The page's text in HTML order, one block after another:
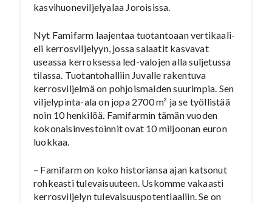
kasvihuoneviljelyalaa Joroisissa.
Nyt Famifarm laajentaa tuotantoaan vertikaali-
eli kerrosviljelyyn, jossa salaatit kasvavat
useassa kerroksessa led-valojen alla suljetussa
tilassa. Tuotantohalliin Juvalle rakentuva
kerrosviljelmä on pohjoismaiden suurimpia. Sen
viljelypinta-ala on jopa 2700 m² ja se työllistää
noin 10 henkilöä. Famifarmin tämän vuoden
kokonaisinvestoinnit ovat 10 miljoonan euron
luokkaa.
– Famifarm on koko historiansa ajan katsonut
rohkeasti tulevaisuuteen. Uskomme vakaasti
kerrosviljelyn tulevaisuuspotentiaaliin. Se on